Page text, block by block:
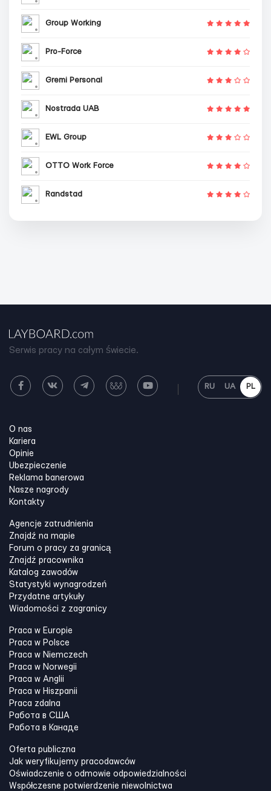
Group Working
Pro-Force
Gremi Personal
Nostrada UAB
EWL Group
OTTO Work Force
Randstad
Serwis pracy na całym świecie.
RU UA PL
O nas
Kariera
Opinie
Ubezpieczenie
Reklama banerowa
Nasze nagrody
Kontakty
Agencje zatrudnienia
Znajdź na mapie
Forum o pracy za granicą
Znajdź pracownika
Katalog zawodów
Statystyki wynagrodzeń
Przydatne artykuły
Wiadomości z zagranicy
Praca w Europie
Praca w Polsce
Praca w Niemczech
Praca w Norwegii
Praca w Anglii
Praca w Hiszpanii
Praca zdalna
Работа в США
Работа в Канадe
Oferta publiczna
Jak weryfikujemy pracodawców
Oświadczenie o odmowie odpowiedzialności
Współczesne potwierdzenie niewolnictwa